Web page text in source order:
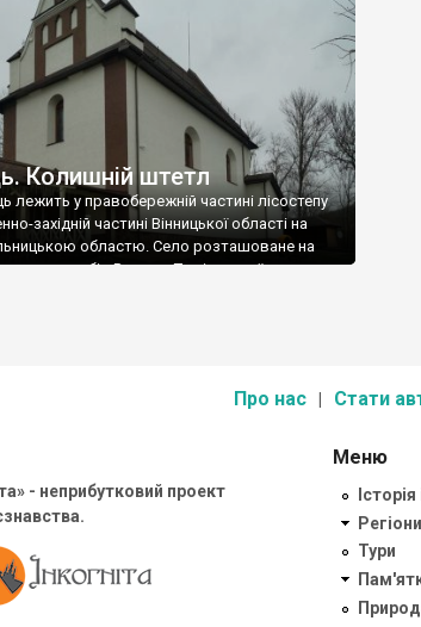
Колишній штетл
лежить у правобережній частині лісостепу
західній частині Вінницької області на
областю. Село розташоване на
горбів Волино-Подільської
Про нас Стати
- неприбутковий проект
Меню
Тури